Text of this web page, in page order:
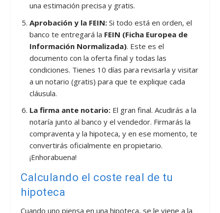
una estimación precisa y gratis.
Aprobación y la FEIN:Si todo está en orden, el
banco te entregará la FEIN (Ficha Europea de
Información Normalizada). Este es el
documento con la oferta final y todas las
condiciones. Tienes 10 días para revisarla y visitar
a un notario (gratis) para que te explique cada
cláusula.
La firma ante notario:El gran final. Acudirás a la
notaría junto al banco y el vendedor. Firmarás la
compraventa y la hipoteca, y en ese momento, te
convertirás oficialmente en propietario.
¡Enhorabuena!
Calculando el coste real de tu
hipoteca
Cuando uno piensa en una hipoteca, se le viene a la